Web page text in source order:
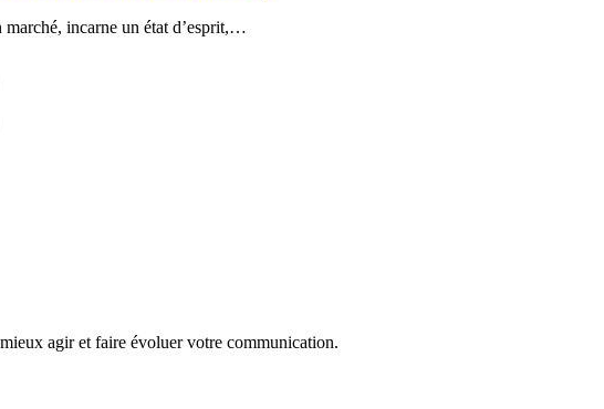
incarne un état d’esprit,…
agir et faire évoluer votre communication.